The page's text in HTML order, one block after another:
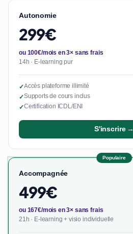
Autonomie
299€
ou 100€/mois en 3× sans frais
14h · E-learning pur
✓Accès plateforme illimité
✓Supports de cours inclus
✓Certification ICDL/ENI
S'inscrire →
Populaire
Accompagnée
499€
ou 167€/mois en 3× sans frais
21h · E-learning + visio individuelle